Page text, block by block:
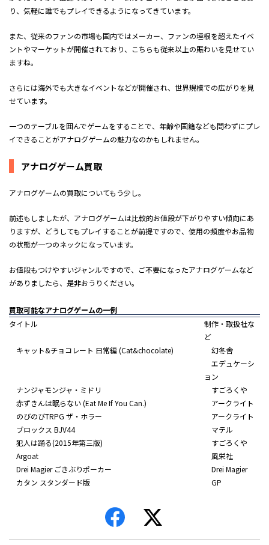
り、気軽に誰でもプレイできるようになってきています。
また、従来のファンの市場も国内ではメーカー、ファンの垣根を超えたイベ
ントやマーケットが開催されており、こちらも従来以上の賑わいを見せてい
ますね。
さらには海外でも大きなイベントなどが開催され、世界規模での広がりを見
せています。
一つのテーブルを囲んでゲームをすることで、年齢や国籍なども問わずにプレ
イできることがアナログゲームの魅力なのかもしれません。
アナログゲーム買取
アナログゲームの買取についてもう少し。
前述もしましたが、アナログゲームは比較的お値段が下がりやすい傾向にあ
りますが、どうしてもプレイすることが前提ですので、使用の頻度やお品物
の状態が一つのネックになっています。
お値段もつけやすいジャンルですので、ご不要になったアナログゲームなど
がありましたら、是非おうりください。
買取可能なアナログゲームの一例
タイトル
制作・取扱社な
ど
キャット&チョコレート 日常編 (Cat&chocolate)
幻冬舎
エデュケーシ
ョン
ナンジャモンジャ・ミドリ
すごろくや
赤ずきんは眠らない (Eat Me If You Can.)
アークライト
のびのびTRPG ザ・ホラー
アークライト
ブロックス BJV44
マテル
犯人は踊る(2015年第三版)
すごろくや
Argoat
風栄社
Drei Magier ごきぶりポーカー
Drei Magier
カタン スタンダード版
GP